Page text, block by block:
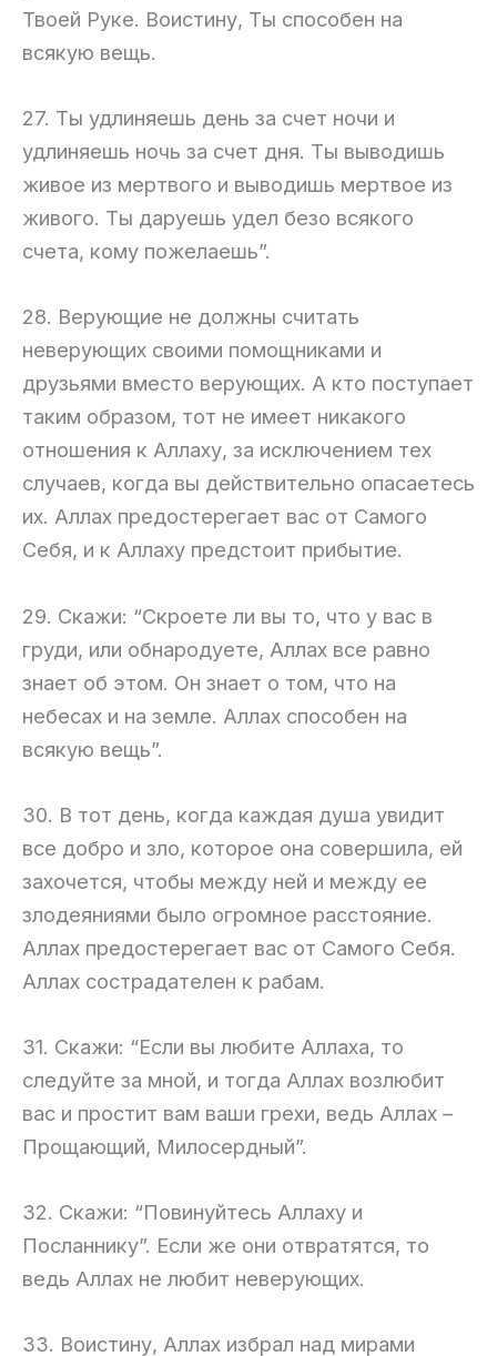
Твоей Руке. Воистину, Ты способен на
всякую вещь.
27. Ты удлиняешь день за счет ночи и
удлиняешь ночь за счет дня. Ты выводишь
живое из мертвого и выводишь мертвое из
живого. Ты даруешь удел безо всякого
счета, кому пожелаешь”.
28. Верующие не должны считать
неверующих своими помощниками и
друзьями вместо верующих. А кто поступает
таким образом, тот не имеет никакого
отношения к Аллаху, за исключением тех
случаев, когда вы действительно опасаетесь
их. Аллах предостерегает вас от Самого
Себя, и к Аллаху предстоит прибытие.
29. Скажи: “Скроете ли вы то, что у вас в
груди, или обнародуете, Аллах все равно
знает об этом. Он знает о том, что на
небесах и на земле. Аллах способен на
всякую вещь”.
30. В тот день, когда каждая душа увидит
все добро и зло, которое она совершила, ей
захочется, чтобы между ней и между ее
злодеяниями было огромное расстояние.
Аллах предостерегает вас от Самого Себя.
Аллах сострадателен к рабам.
31. Скажи: “Если вы любите Аллаха, то
следуйте за мной, и тогда Аллах возлюбит
вас и простит вам ваши грехи, ведь Аллах –
Прощающий, Милосердный”.
32. Скажи: “Повинуйтесь Аллаху и
Посланнику”. Если же они отвратятся, то
ведь Аллах не любит неверующих.
33. Воистину, Аллах избрал над мирами